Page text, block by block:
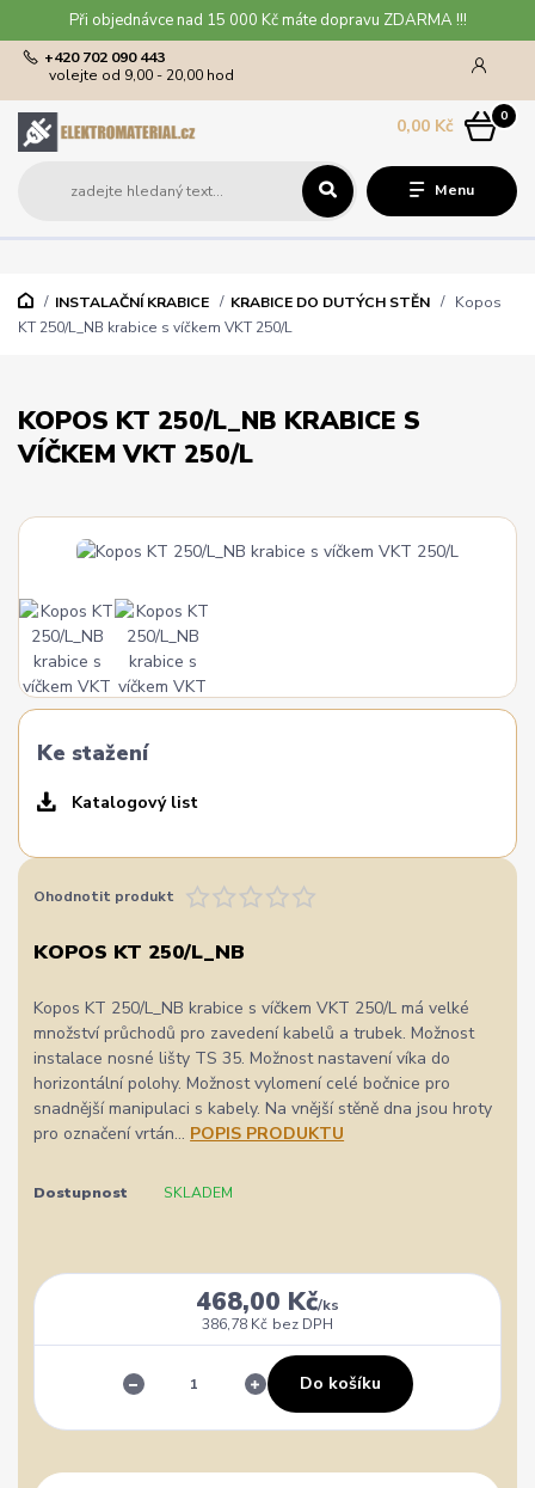
Při objednávce nad 15 000 Kč máte dopravu ZDARMA !!!
Menu
+420 702 090 443
volejte od 9,00 - 20,00 hod
0
0,00 Kč
INSTALAČNÍ KRABICE KRABICE DO DUTÝCH STĚN
Kopos
KT 250/L_NB krabice s víčkem VKT 250/L
KOPOS KT 250/L_NB KRABICE S
VÍČKEM VKT 250/L
Ke stažení
Katalogový list
Ohodnotit produkt
KOPOS KT 250/L_NB
Kopos KT 250/L_NB krabice s víčkem VKT 250/L má velké
množství průchodů pro zavedení kabelů a trubek. Možnost
instalace nosné lišty TS 35. Možnost nastavení víka do
horizontální polohy. Možnost vylomení celé bočnice pro
snadnější manipulaci s kabely. Na vnější stěně dna jsou hroty
pro označení vrtán... POPIS PRODUKTU
Dostupnost SKLADEM
468,00 Kč/ks
386,78 Kč bez DPH
Do košíku